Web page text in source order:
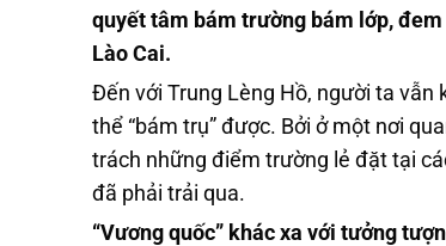
quyết tâm bám trường bám lớp,
Lào Cai.
Đến với Trung Lèng Hồ, người ta vẫn
thể “bám trụ” được. Bởi ở một nơi
trách những điểm trường lẻ đặt tại
đã phải trải qua.
“Vương quốc” khác xa với tưởng